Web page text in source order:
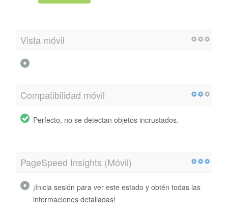
Vista móvil
Compatibilidad móvil
Perfecto, no se detectan objetos incrustados.
PageSpeed ​​Insights (Móvil)
¡Inicia sesión para ver este estado y obtén todas las
informaciones detalladas!